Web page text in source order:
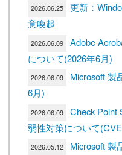
2026.06.25
更新：
意喚起
2026.06.09
Adobe
について(2026年6月)
2026.06.09
Microsoft 製
6月)
2026.06.09
Check Point
弱性対策について
2026.05.12
Microsoft 製